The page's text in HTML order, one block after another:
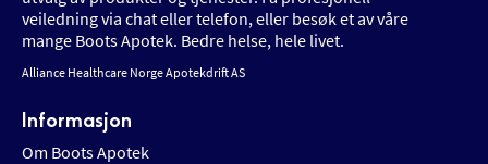
veiledning via chat eller telefon, eller besøk et av våre
mange Boots Apotek. Bedre helse, hele livet.
Alliance Healthcare Norge Apotekdrift AS
Informasjon
Om Boots Apotek